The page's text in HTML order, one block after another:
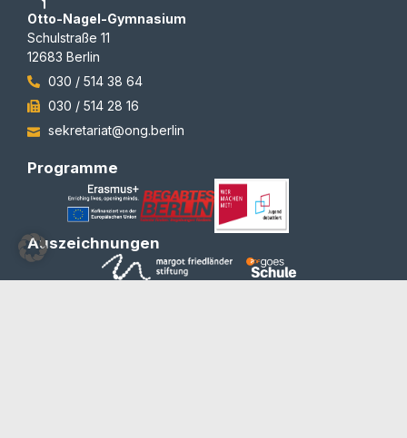
Otto-Nagel-Gymnasium
Schulstraße 11
12683 Berlin
030 / 514 38 64
030 / 514 28 16
sekretariat@ong.berlin
Programme
Auszeichnungen